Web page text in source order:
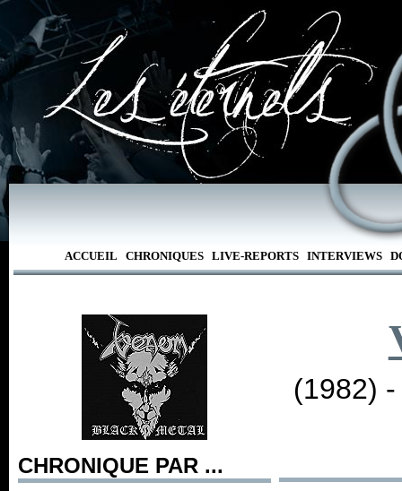
ACCUEIL CHRONIQUES LIVE-REPORTS INTERVIEWS
CHRONIQUE PAR ...
(1982)